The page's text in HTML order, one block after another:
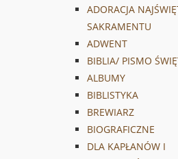
ADORACJA
SAKRAMENTU
ADWENT
BIBLIA/ PISMO
ALBUMY
BIBLISTYKA
BREWIARZ
BIOGRAFICZNE
DLA KAPŁANÓW I